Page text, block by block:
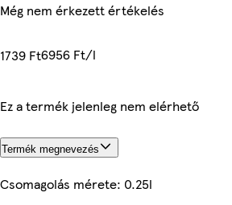
Még nem érkezett értékelés
1739 Ft6956 Ft/l
Ez a termék jelenleg nem elérhető
Termék megnevezés
Csomagolás mérete: 0.25l